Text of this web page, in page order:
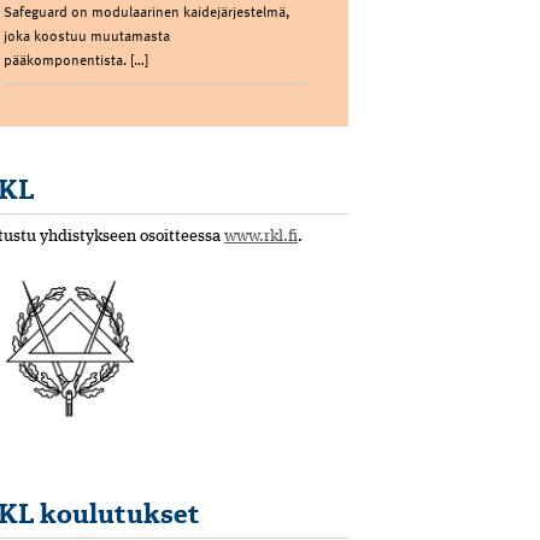
Safeguard on modulaarinen kaidejärjestelmä,
joka koostuu muutamasta
pääkomponentista. […]
yhdistykseen osoitteessa www.rkl.fi.
koulutukset